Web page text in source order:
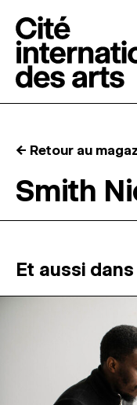
RÉSIDENCES ↓
ATELIERS
← Retour au
Smith
Et aussi